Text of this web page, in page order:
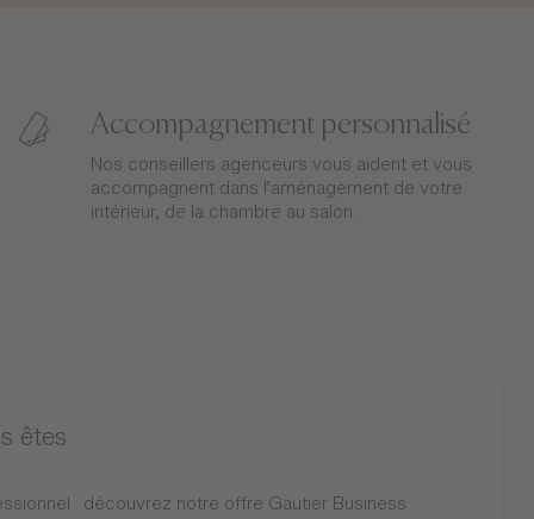
Accompagnement personnalisé
Nos conseillers agenceurs vous aident et vous
accompagnent dans l’aménagement de votre
intérieur, de la chambre au salon.
êtes
: découvrez notre offre Gautier Business